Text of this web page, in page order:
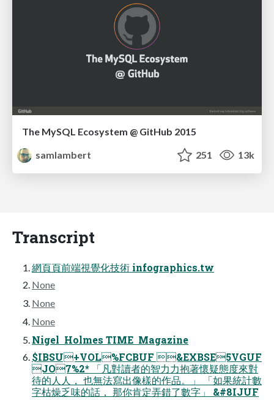
The MySQL Ecosystem @ GitHub 2015
samlambert
251 13k
Transcript
網⾴頁前端視覺化技術 infographics.tw
None
None
None
Nigel Holmes TIME Magazine
$IBSU+VOL%FCBUF &EXBSE5VGUF
JO7%2* 「凡對讀者的智⼒力抱著懷疑態度來對
待的⼈人， 也無法寫出像樣的作品。」 「如果統計數
字枯燥乏味的話， 那你肯定弄錯了數字」 &#8IJUF